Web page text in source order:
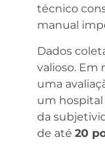
técnico
manual
Dados
valioso. Em
uma
um
da
de até 20